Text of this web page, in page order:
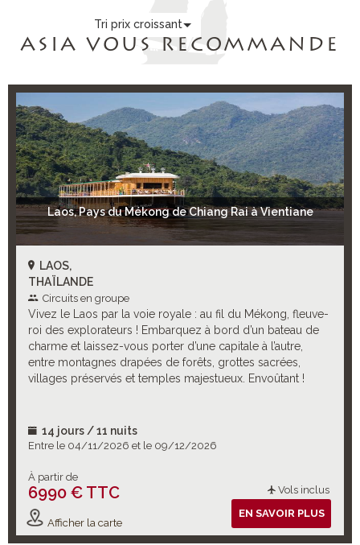
Tri prix croissant
ASIA VOUS RECOMMANDE
Laos, Pays du Mékong de Chiang Rai à Vientiane
LAOS,
THAÏLANDE
Circuits en groupe
Vivez le Laos par la voie royale : au fil du Mékong, fleuve-
roi des explorateurs ! Embarquez à bord d’un bateau de
charme et laissez-vous porter d’une capitale à l’autre,
entre montagnes drapées de forêts, grottes sacrées,
villages préservés et temples majestueux. Envoûtant !
14 jours / 11 nuits
Entre le 04/11/2026 et le 09/12/2026
À partir de
6990 € TTC Vols inclus
Afficher la carte
EN SAVOIR PLUS